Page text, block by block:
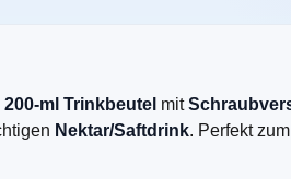
200-ml Trinkbeutel mit
Nektar/Saftdrink. Perfekt